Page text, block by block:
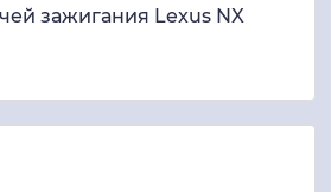
зажигания Lexus NX